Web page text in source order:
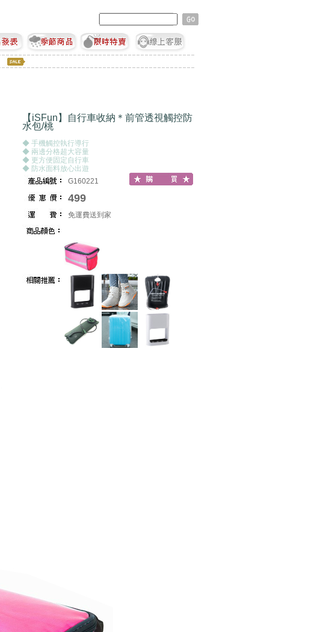
【iSFun】自行車收納＊前管透視觸控防
水包/桃
◆ 手機觸控執行導行
◆ 兩邊分格超大容量
◆ 更方便固定自行車
◆ 防水面料放心出遊
G160221
499
免運費送到家